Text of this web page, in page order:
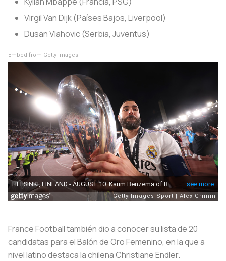
Virgil Van Dijk (Países Bajos, Liverpool)
Dusan Vlahovic (Serbia, Juventus)
Embed from Getty Images
France Football también dio a conocer su lista de 20
candidatas para el Balón de Oro Femenino, en la que a
nivel latino destaca la chilena Christiane Endler.